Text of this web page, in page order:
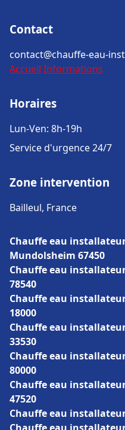
Contact
contact@chauffe-eau-
Accueil Informations
Horaires
Lun-Ven: 8h-19h
Service d'urgence 24/7
Zone intervention
Bailleul, France
Chauffe eau
Mundolsheim 67450
Chauffe eau
78540
Chauffe eau
18000
Chauffe eau
33530
Chauffe eau
80000
Chauffe eau
47520
Chauffe eau